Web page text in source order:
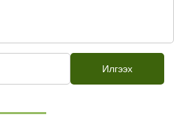
Илгээх